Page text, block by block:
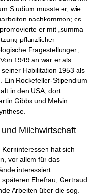
Studium musste er, wie
nachkommen; es
er mit „summa
pflanzlicher
Fragestellungen,
1949 an war er als
Habilitation 1953 als
Ein Rockefeller-Stipendium
in den USA; dort
Gibbs und Melvin
Milchwirtschaft
hat sich
vor allem für das
interessiert.
Ehefrau, Gertraud
Arbeiten über die sog.